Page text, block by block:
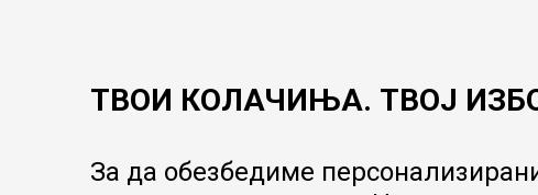
09:00 до 17:00
ТВОИ КОЛАЧИЊА. ТВОЈ
За да обезбедиме